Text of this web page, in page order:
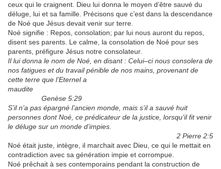
ceux qui le craignent. Dieu lui donna le moyen d’être sauvé du
déluge, lui et sa famille. Précisons que c’est dans la descendance
de Noé que Jésus devait venir sur terre.
Noé signifie : Repos, consolation; par lui nous auront du repos,
disent ses parents. Le calme, la consolation de Noé pour ses
parents, préfigure Jésus notre consolateur.
Il lui donna le nom de Noé, en disant : Celui–ci nous consolera de
nos fatigues et du travail pénible de nos mains, provenant de
cette terre que l’Eternel a
maudite
Genèse 5:29
S’il n’a pas épargné l’ancien monde, mais s’il a sauvé huit
personnes dont Noé, ce prédicateur de la justice, lorsqu’il fit venir
le déluge sur un monde d’impies.
2 Pierre 2:5
Noé était juste, intègre, il marchait avec Dieu, ce qui le mettait en
contradiction avec sa génération impie et corrompue.
Noé prêchait à ses contemporains pendant la construction de